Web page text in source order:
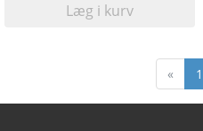
Læg i kurv
« 1